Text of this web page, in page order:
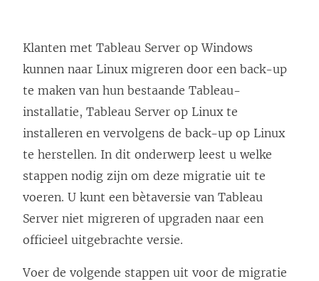
Klanten met Tableau Server op Windows
kunnen naar Linux migreren door een back-up
te maken van hun bestaande Tableau-
installatie, Tableau Server op Linux te
installeren en vervolgens de back-up op Linux
te herstellen. In dit onderwerp leest u welke
stappen nodig zijn om deze migratie uit te
voeren. U kunt een bètaversie van Tableau
Server niet migreren of upgraden naar een
officieel uitgebrachte versie.
Voer de volgende stappen uit voor de migratie